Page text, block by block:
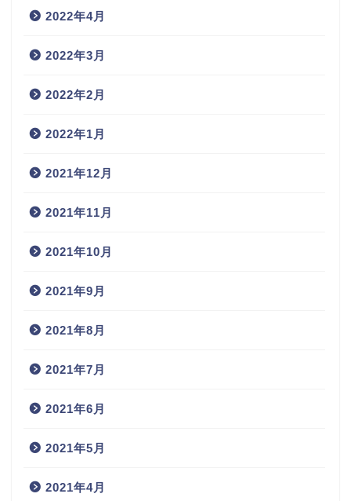
2022年4月
2022年3月
2022年2月
2022年1月
2021年12月
2021年11月
2021年10月
2021年9月
2021年8月
2021年7月
2021年6月
2021年5月
2021年4月